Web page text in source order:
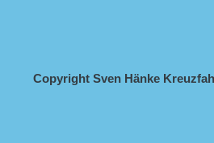
Copyright Sven Hänke